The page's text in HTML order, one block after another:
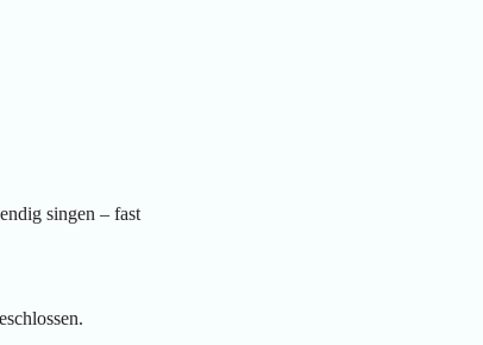
singen – fast